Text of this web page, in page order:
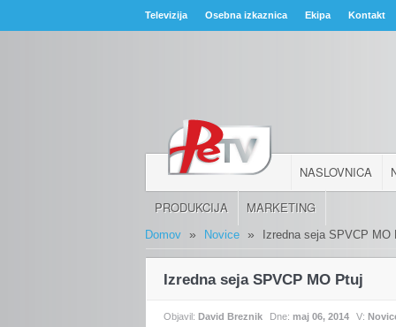
Televizija Osebna izkaznica Ekipa Kontakt
NASLOVNICA
PRODUKCIJA MARKETING
Domov » Novice » Izredna seja SPVCP MO
Izredna seja SPVCP MO Ptuj
Objavil:David Breznik Dne:maj 06, 2014 V: